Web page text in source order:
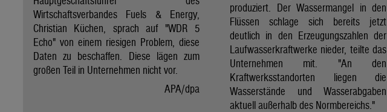
Wirtschaftsverbandes Fuels & Energy,
Christian Küchen, sprach auf "WDR 5
Echo" von einem riesigen Problem, diese
Daten zu beschaffen. Diese lägen zum
großen Teil in Unternehmen nicht vor.
APA/dpa
produziert. Der Wassermangel in den
Flüssen schlage sich bereits jetzt
deutlich in den Erzeugungszahlen der
Laufwasserkraftwerke nieder, teilte das
Unternehmen mit. "An den
Kraftwerksstandorten liegen die
Wasserstände und Wasserabgaben
aktuell außerhalb des Normbereichs."